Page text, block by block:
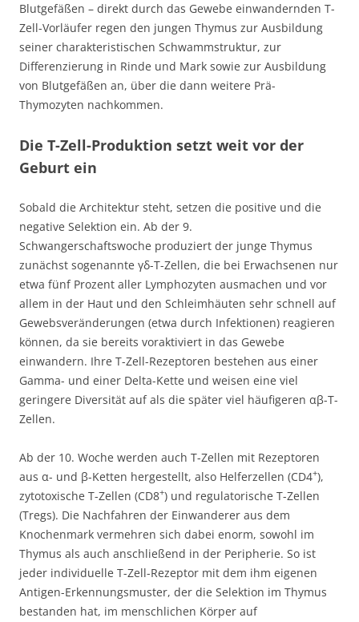
Blutgefäßen – direkt durch das Gewebe einwandernden T-
Zell-Vorläufer regen den jungen Thymus zur Ausbildung
seiner charakteristischen Schwammstruktur, zur
Differenzierung in Rinde und Mark sowie zur Ausbildung
von Blutgefäßen an, über die dann weitere Prä-
Thymozyten nachkommen.
Die T-Zell-Produktion setzt weit vor der
Geburt ein
Sobald die Architektur steht, setzen die positive und die
negative Selektion ein. Ab der 9.
Schwangerschaftswoche produziert der junge Thymus
zunächst sogenannte γδ-T-Zellen, die bei Erwachsenen nur
etwa fünf Prozent aller Lymphozyten ausmachen und vor
allem in der Haut und den Schleimhäuten sehr schnell auf
Gewebsveränderungen (etwa durch Infektionen) reagieren
können, da sie bereits voraktiviert in das Gewebe
einwandern. Ihre T-Zell-Rezeptoren bestehen aus einer
Gamma- und einer Delta-Kette und weisen eine viel
geringere Diversität auf als die später viel häufigeren αβ-T-
Zellen.
Ab der 10. Woche werden auch T-Zellen mit Rezeptoren
aus α- und β-Ketten hergestellt, also Helferzellen (CD4+),
zytotoxische T-Zellen (CD8+) und regulatorische T-Zellen
(Tregs). Die Nachfahren der Einwanderer aus dem
Knochenmark vermehren sich dabei enorm, sowohl im
Thymus als auch anschließend in der Peripherie. So ist
jeder individuelle T-Zell-Rezeptor mit dem ihm eigenen
Antigen-Erkennungsmuster, der die Selektion im Thymus
bestanden hat, im menschlichen Körper auf